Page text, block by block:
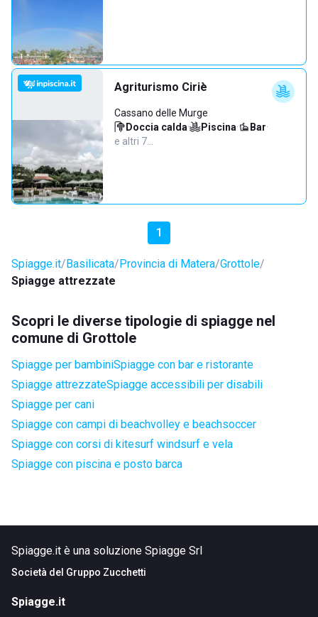
Agriturismo Ciriè
Cassano delle Murge
Doccia calda· Piscina· Bar·
e altri 7…
1
Spiagge.it Basilicata Provincia di Matera Grottole
Spiagge attrezzate
Scopri le diverse tipologie di spiagge nel
comune di Grottole
Spiagge per bambiniSpiagge con bar e ristorante
Spiagge attrezzateSpiagge accessibili per disabili
Spiagge per cani
Spiagge con campi di beachvolley e beachsoccer
Spiagge con corsi di kitesurf windsurf e vela
Spiagge con piscina e posto barca
Spiagge.it è una soluzione Spiagge Srl
Società del Gruppo Zucchetti
Spiagge.it